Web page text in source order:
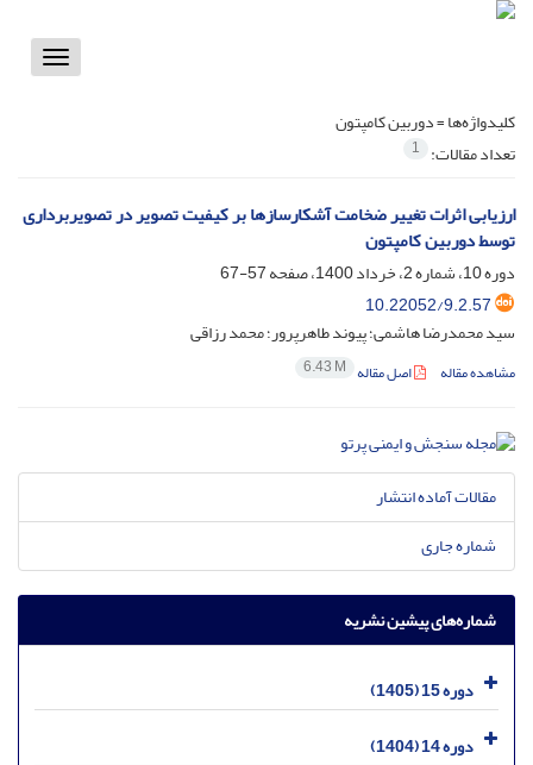
Toggle
کلیدواژه‌ها =دوربین کامپتون
تعداد مقالات: 1
ارزیابی اثرات تغییر ضخامت آشکارسازها بر کیفیت تصویر در تصویربرداری
توسط دوربین کامپتون
دوره 10، شماره 2، خرداد 1400، صفحه
57-67
10.22052/9.2.57
سید محمدرضا هاشمی؛ پیوند طاهرپرور؛ محمد رزاقی
مشاهده مقاله اصل مقاله 6.43 M
مقالات آماده انتشار
شماره جاری
شماره‌های پیشین نشریه
دوره 15 (1405)
دوره 14 (1404)